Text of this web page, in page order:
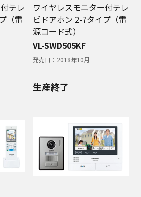
テレ
（電
ワイヤレスモニター付テレ
ビドアホン 2-7タイプ（電
源コード式）
VL-SWD505KF
発売日： 2018年10月
生産終了